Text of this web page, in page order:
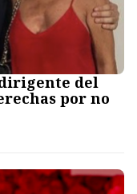
del
por no